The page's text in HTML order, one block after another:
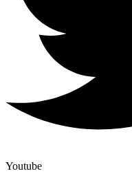
Youtube